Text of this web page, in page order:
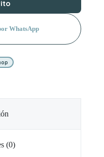
WhatsApp
(0)